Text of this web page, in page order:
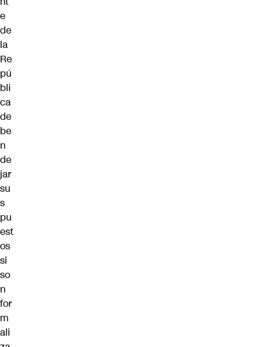
e
de
la
Re
pú
bli
ca
de
be
n
de
jar
su
s
pu
est
os
si
so
n
for
m
ali